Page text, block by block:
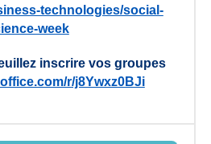
technologies/social-
week
inscrire vos groupes
r/j8Ywxz0BJi